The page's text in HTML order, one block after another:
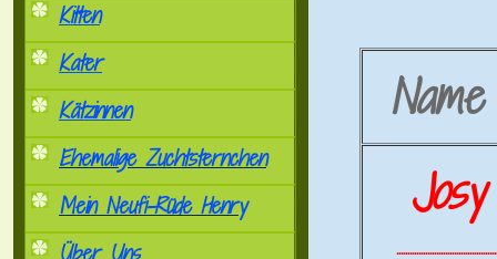
Kitten
Kater
Kätzinnen
Ehemalige Zuchtsternchen
Mein Neufi-Rüde Henry
Josy
..............................................